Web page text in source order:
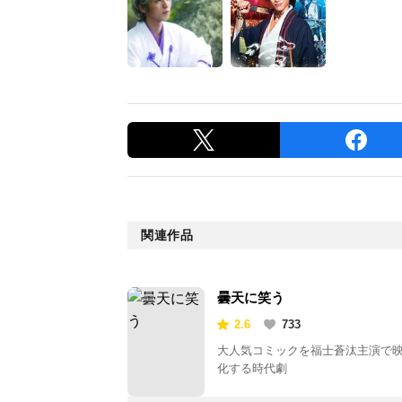
関連作品
曇天に笑う
2.6
733
大人気コミックを福士蒼汰主演で
化する時代劇